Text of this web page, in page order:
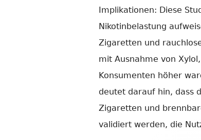
Implikationen: Diese
Nikotinbelastung
Zigaretten und
mit Ausnahme von
Konsumenten höher
deutet darauf hin, dass
Zigaretten und
validiert werden, die